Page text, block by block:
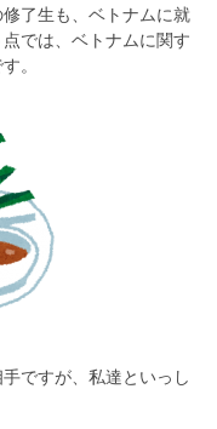
了生も、ベトナムに就
では、ベトナムに関す
。
ですが、私達といっし